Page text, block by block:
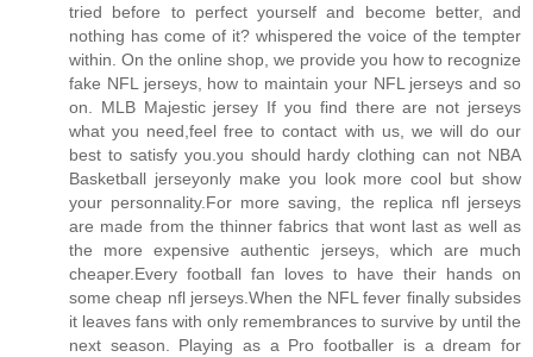
tried before to perfect yourself and become better, and
nothing has come of it? whispered the voice of the tempter
within. On the online shop, we provide you how to recognize
fake NFL jerseys, how to maintain your NFL jerseys and so
on. MLB Majestic jersey If you find there are not jerseys
what you need,feel free to contact with us, we will do our
best to satisfy you.you should hardy clothing can not NBA
Basketball jerseyonly make you look more cool but show
your personnality.For more saving, the replica nfl jerseys
are made from the thinner fabrics that wont last as well as
the more expensive authentic jerseys, which are much
cheaper.Every football fan loves to have their hands on
some cheap nfl jerseys.When the NFL fever finally subsides
it leaves fans with only remembrances to survive by until the
next season. Playing as a Pro footballer is a dream for